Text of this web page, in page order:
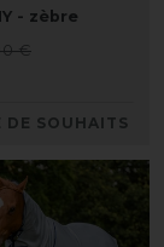
- zèbre
€
DE SOUHAITS